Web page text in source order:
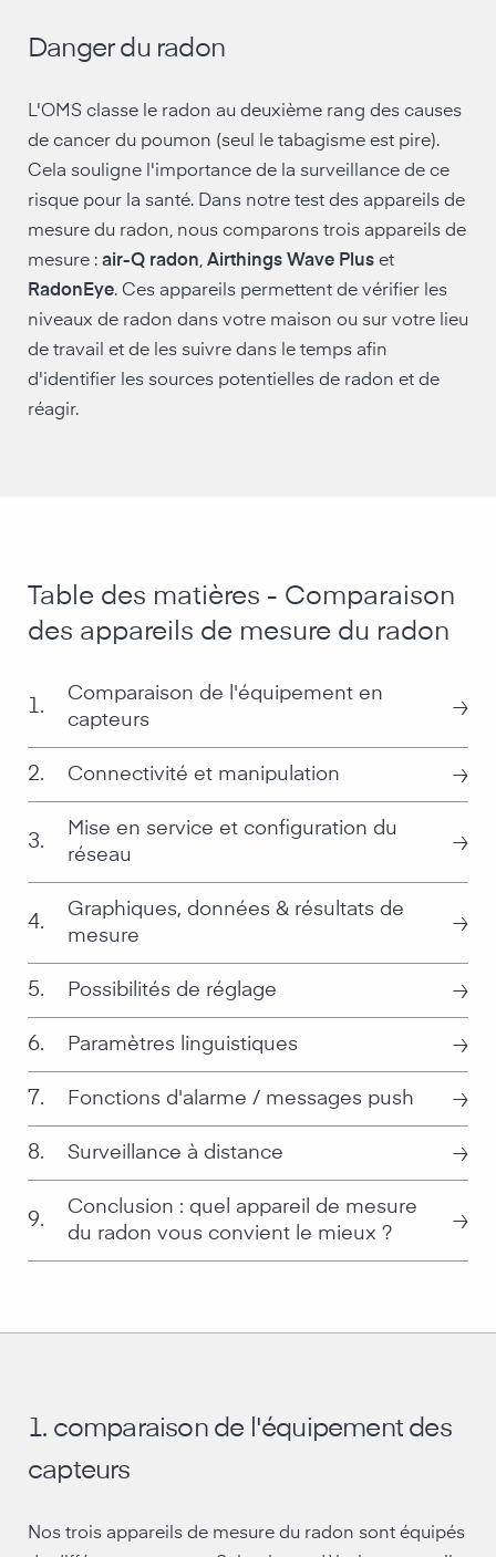
Danger du radon
L'OMS classe le radon au deuxième rang des causes
de cancer du poumon (seul le tabagisme est pire).
Cela souligne l'importance de la surveillance de ce
risque pour la santé. Dans notre test des appareils de
mesure du radon, nous comparons trois appareils de
mesure : air-Q radon, Airthings Wave Plus et
RadonEye. Ces appareils permettent de vérifier les
niveaux de radon dans votre maison ou sur votre lieu
de travail et de les suivre dans le temps afin
d'identifier les sources potentielles de radon et de
réagir.
Table des matières - Comparaison
des appareils de mesure du radon
1.
Comparaison de l'équipement en
capteurs
≥
2. Connectivité et manipulation ≥
3.
Mise en service et configuration du
réseau
≥
4.
Graphiques, données & résultats de
mesure
≥
5. Possibilités de réglage ≥
6. Paramètres linguistiques ≥
7. Fonctions d'alarme / messages push ≥
8. Surveillance à distance ≥
9.
Conclusion : quel appareil de mesure
du radon vous convient le mieux ?
≥
1. comparaison de l'équipement des
capteurs
Nos trois appareils de mesure du radon sont équipés